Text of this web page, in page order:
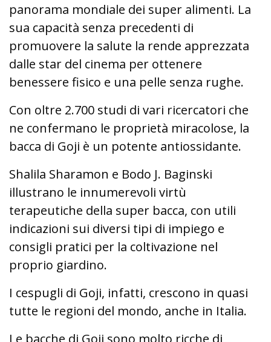
panorama mondiale dei super alimenti. La
sua capacità senza precedenti di
promuovere la salute la rende apprezzata
dalle star del cinema per ottenere
benessere fisico e una pelle senza rughe.
Con oltre 2.700 studi di vari ricercatori che
ne confermano le proprietà miracolose, la
bacca di Goji è un potente antiossidante.
Shalila Sharamon e Bodo J. Baginski
illustrano le innumerevoli virtù
terapeutiche della super bacca, con utili
indicazioni sui diversi tipi di impiego e
consigli pratici per la coltivazione nel
proprio giardino.
I cespugli di Goji, infatti, crescono in quasi
tutte le regioni del mondo, anche in Italia.
Le bacche di Goji sono molto ricche di